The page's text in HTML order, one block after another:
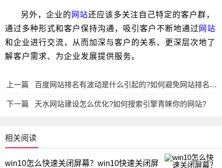
另外，企业的 网站还应该多关注自己特定的客户群，
通过多种形式和客户保持沟通，吸引客户不断地通过 网站
和企业进行交流，从而加深与客户的关系、更深层次地了
解客户需求、为企业发展提供服务。
上一篇 百度网站排名有波动是什么引起的?如何避免网站排名波动?
下一篇 天水网站建设怎么优化?如何搜索引擎青睐你的网站?
相关阅读
win10怎么快速关闭屏幕？win10快速关闭屏